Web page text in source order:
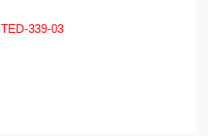
TED-339-03